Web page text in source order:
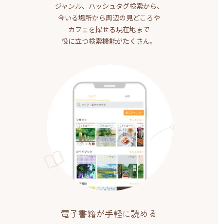
ジャンル、ハッシュタグ検索から、
今いる場所から周辺の見どころや
カフェを探せる現在地まで
役に立つ検索機能がたくさん。
電子書籍が手軽に読める